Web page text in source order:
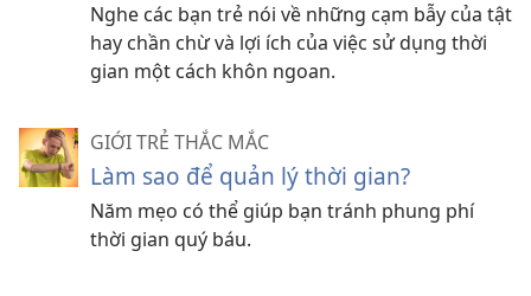
Nghe các bạn trẻ nói về những cạm bẫy của tật
hay chần chừ và lợi ích của việc sử dụng thời
gian một cách khôn ngoan.
GIỚI TRẺ THẮC MẮC
Làm sao để quản lý thời gian?
Năm mẹo có thể giúp bạn tránh phung phí
thời gian quý báu.